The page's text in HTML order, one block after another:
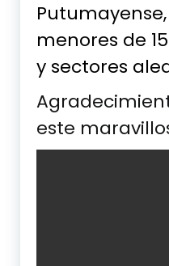
menores de
y sectores
este